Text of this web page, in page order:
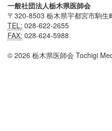
一般社団法人栃木県医師会
〒320-8503 栃木県宇都宮市駒
TEL: 028-622-2655
FAX: 028-624-5988
© 2026 栃木県医師会 Tochigi